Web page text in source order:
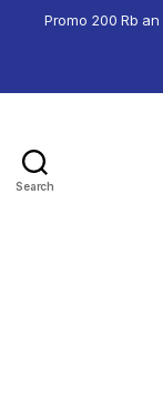
Search
Promo 200 Rb